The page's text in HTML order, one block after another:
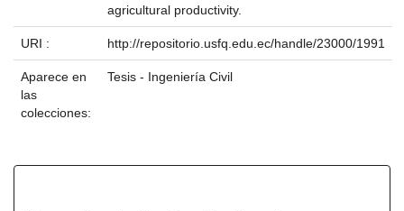
agricultural productivity.
URI : http://repositorio.usfq.edu.ec/handle/23000/1991
Aparece en
las
colecciones:
Tesis - Ingeniería Civil